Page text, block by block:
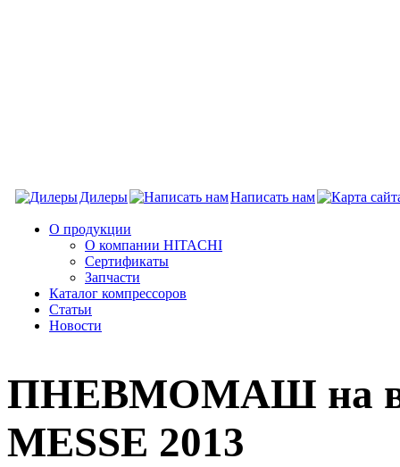
Дилеры Написать нам
О продукции
О компании HITACHI
Сертификаты
Запчасти
Каталог компрессоров
Статьи
Новости
ПНЕВМОМАШ на
MESSE 2013